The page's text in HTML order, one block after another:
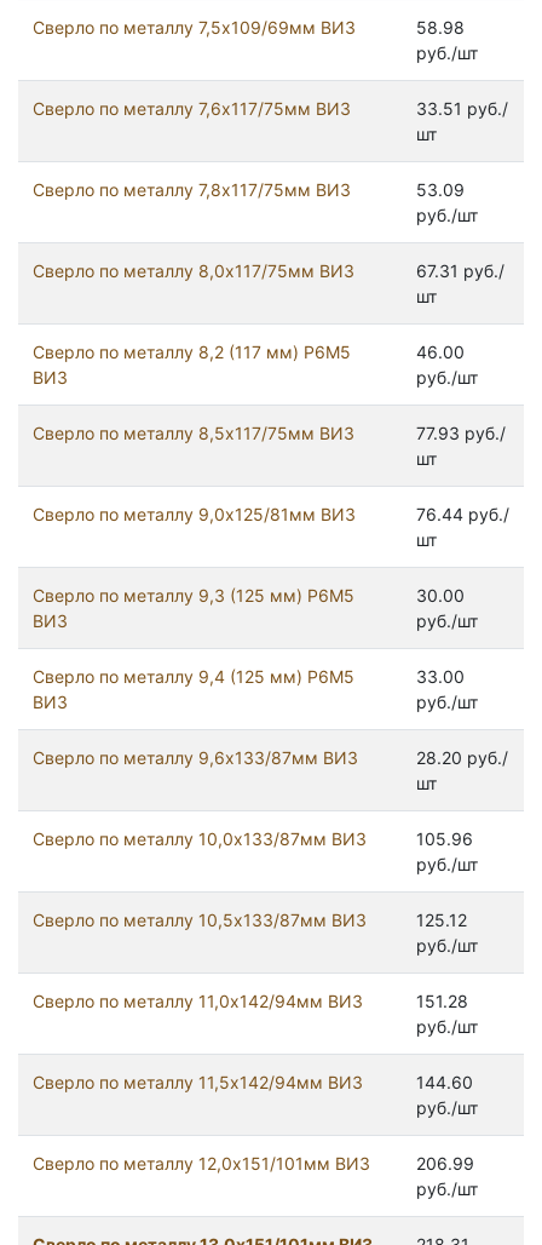
Сверло по металлу 7,5х109/69мм ВИЗ
58.98
руб./шт
Сверло по металлу 7,6х117/75мм ВИЗ
33.51 руб./
шт
Сверло по металлу 7,8х117/75мм ВИЗ
53.09
руб./шт
Сверло по металлу 8,0х117/75мм ВИЗ
67.31 руб./
шт
Сверло по металлу 8,2 (117 мм) Р6М5
ВИЗ
46.00
руб./шт
Сверло по металлу 8,5х117/75мм ВИЗ
77.93 руб./
шт
Сверло по металлу 9,0х125/81мм ВИЗ
76.44 руб./
шт
Сверло по металлу 9,3 (125 мм) Р6М5
ВИЗ
30.00
руб./шт
Сверло по металлу 9,4 (125 мм) Р6М5
ВИЗ
33.00
руб./шт
Сверло по металлу 9,6х133/87мм ВИЗ
28.20 руб./
шт
Сверло по металлу 10,0х133/87мм ВИЗ
105.96
руб./шт
Сверло по металлу 10,5х133/87мм ВИЗ
125.12
руб./шт
Сверло по металлу 11,0х142/94мм ВИЗ
151.28
руб./шт
Сверло по металлу 11,5х142/94мм ВИЗ
144.60
руб./шт
Сверло по металлу 12,0х151/101мм ВИЗ
206.99
руб./шт